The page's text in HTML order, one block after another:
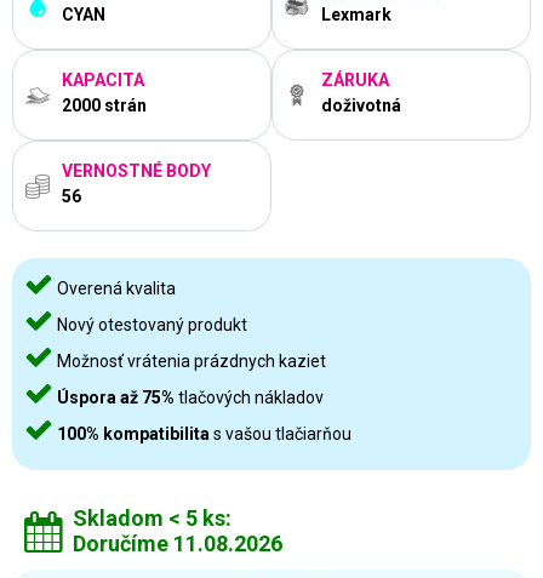
CYAN
Lexmark
KAPACITA
2000 strán
ZÁRUKA
doživotná
VERNOSTNÉ BODY
56
Overená kvalita
Nový otestovaný produkt
Možnosť vrátenia prázdnych kaziet
Úspora až 75% tlačových nákladov
100% kompatibilita s vašou tlačiarňou
Skladom < 5 ks:
Doručíme 11.08.2026